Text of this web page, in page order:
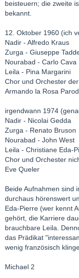
beisteuern; die zweite
bekannt.
12. Oktober 1960 (ich
Nadir - Alfredo Kraus
Zurga - Giuseppe
Nourabad - Carlo Cava
Leila - Pina Margarini
Chor und Orchester
Armando la Rosa
irgendwann 1974
Nadir - Nicolai Gedda
Zurga - Renato Bruson
Nourabad - John West
Leila - Christiane Eda-
Chor und Orchester
Eve Queler
Beide Aufnahmen sind
durchaus hörenswert
Eda-Pierre (wer kennt
gehört, die Karriere
brauchbare Leila.
das Prädikat
wenig französisch
Michael 2